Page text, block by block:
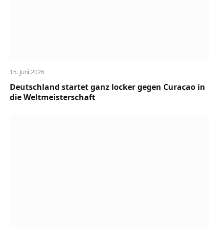
15. Juni 2026
Deutschland startet ganz locker gegen Curacao in
die Weltmeisterschaft